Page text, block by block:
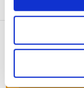
Anmäl dig till
senaste